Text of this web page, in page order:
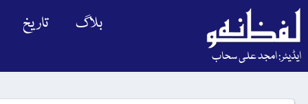
ایڈیٹر: امجد علی سحاب
بلاگ تاریخ